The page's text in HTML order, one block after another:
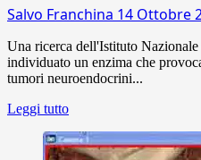
Salvo Franchina 14 Ottobre
Una ricerca dell'Istituto
individuato un enzima che
tumori neuroendocrini...
Leggi tutto